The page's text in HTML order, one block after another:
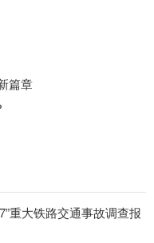
篇章
重大铁路交通事故调查报